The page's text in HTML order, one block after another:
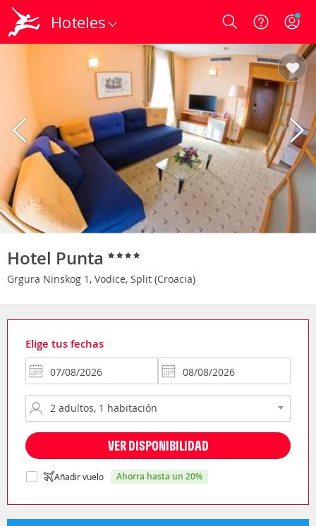
Hoteles Login
Hotel Punta
Grgura Ninskog 1, Vodice, Split (Croacia)
Elige tus fechas
VER DISPONIBILIDAD
Añadir vuelo ahorra hasta un 20%